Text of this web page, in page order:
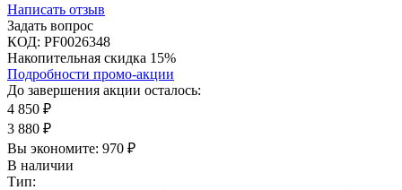
Написать отзыв
Задать вопрос
КОД: PF0026348
Накопительная скидка 15%
Подробности промо-акции
До завершения акции осталось:
4 850 ₽
3 880 ₽
Вы экономите: 970 ₽
В наличии
Тип: